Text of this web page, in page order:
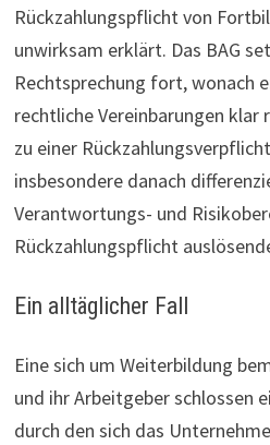
Rückzahlungspflicht von
unwirksam erklärt. Das BAG
Rechtsprechung fort, wonach
rechtliche Vereinbarungen klar
zu einer
insbesondere danach
Verantwortungs- und
Rückzahlungspflicht
Ein alltäglicher Fall
Eine sich um Weiterbildung
und ihr Arbeitgeber schlossen
durch den sich das